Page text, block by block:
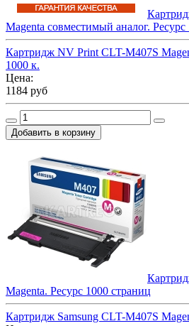
Magenta совместимый аналог. Ресурс
Картридж NV Print CLT-M407S
1000 к.
Цена:
1184 руб
Magenta. Ресурс 1000 страниц
Картридж Samsung CLT-M407S